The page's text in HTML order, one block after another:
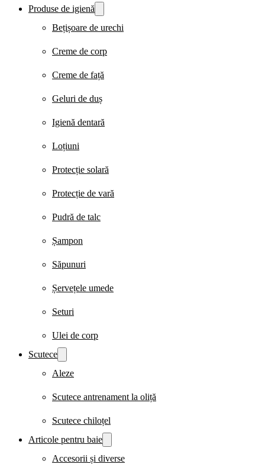
Produse de igienă
Bețișoare de urechi
Creme de corp
Creme de față
Geluri de duș
Igienă dentară
Loțiuni
Protecție solară
Protecție de vară
Pudră de talc
Șampon
Săpunuri
Șervețele umede
Seturi
Ulei de corp
Scutece
Aleze
Scutece antrenament la oliță
Scutece chiloțel
Articole pentru baie
Accesorii și diverse